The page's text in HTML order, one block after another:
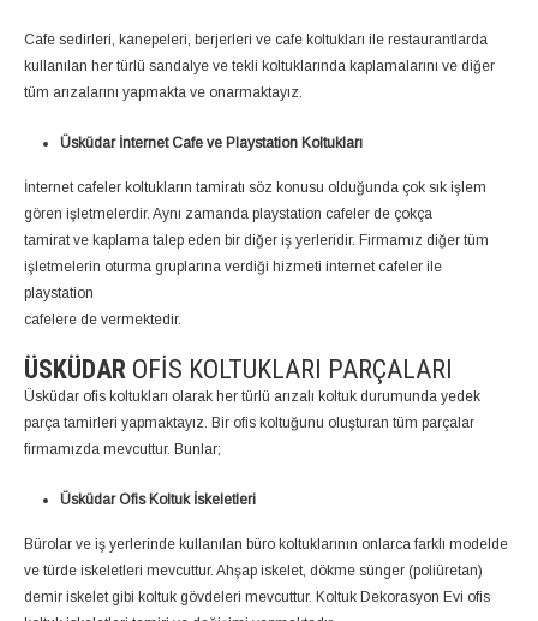
Cafe sedirleri, kanepeleri, berjerleri ve cafe koltukları ile restaurantlarda
kullanılan her türlü sandalye ve tekli koltuklarında kaplamalarını ve diğer
tüm arızalarını yapmakta ve onarmaktayız.
Üsküdar İnternet Cafe ve Playstation Koltukları
İnternet cafeler koltukların tamiratı söz konusu olduğunda çok sık işlem
gören işletmelerdir. Aynı zamanda playstation cafeler de çokça
tamirat ve kaplama talep eden bir diğer iş yerleridir. Firmamız diğer tüm
işletmelerin oturma gruplarına verdiği hizmeti internet cafeler ile
playstation
cafelere de vermektedir.
ÜSKÜDAR OFIS KOLTUKLARI PARÇALARI
Üsküdar ofis koltukları olarak her türlü arızalı koltuk durumunda yedek
parça tamirleri yapmaktayız. Bir ofis koltuğunu oluşturan tüm parçalar
firmamızda mevcuttur. Bunlar;
Üsküdar Ofis Koltuk İskeletleri
Bürolar ve iş yerlerinde kullanılan büro koltuklarının onlarca farklı modelde
ve türde iskeletleri mevcuttur. Ahşap iskelet, dökme sünger (poliüretan)
demir iskelet gibi koltuk gövdeleri mevcuttur. Koltuk Dekorasyon Evi ofis